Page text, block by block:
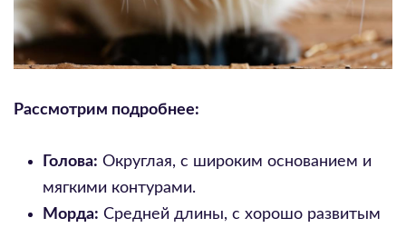
Рассмотрим подробнее:
Голова: Округлая, с широким основанием и
мягкими контурами.
Морда: Средней длины, с хорошо развитым